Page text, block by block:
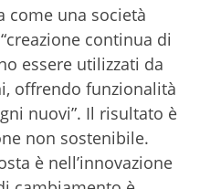
come una società
continua di
essere utilizzati da
offrendo funzionalità
nuovi”. Il risultato è
non sostenibile.
è nell’innovazione